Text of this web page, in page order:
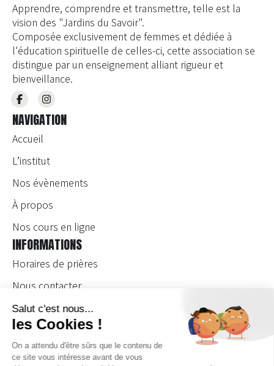
Apprendre, comprendre et transmettre, telle est la
vision des "Jardins du Savoir".
Composée exclusivement de femmes et dédiée à
l'éducation spirituelle de celles-ci, cette association se
distingue par un enseignement alliant rigueur et
bienveillance.
NAVIGATION
Accueil
L’institut
Nos évènements
À propos
Nos cours en ligne
INFORMATIONS
Horaires de prières
Nous contacter
Devenir bénévole
Devenir enseignante
Se connecter